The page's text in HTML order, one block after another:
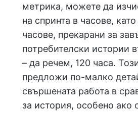
метрика, можете да
на спринта в часове,
часове, прекарани за
потребителски истории
– да речем, 120 часа.
предложи по-малко
свършената работа в
за история, особено ако